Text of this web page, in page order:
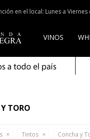
VINOS
en el local: Lunes a
TORO
Tintos Concha y